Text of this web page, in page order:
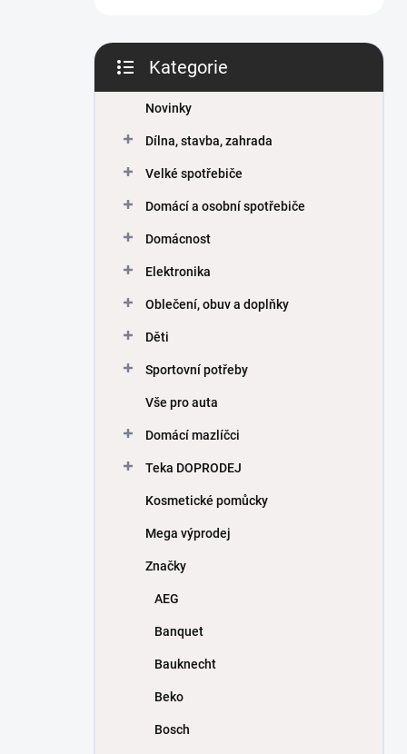
kategorie
Kategorie
Novinky
Dílna, stavba, zahrada
Velké spotřebiče
Domácí a osobní spotřebiče
Domácnost
Elektronika
Oblečení, obuv a doplňky
Děti
Sportovní potřeby
Vše pro auta
Domácí mazlíčci
Teka DOPRODEJ
Kosmetické pomůcky
Mega výprodej
Značky
AEG
Banquet
Bauknecht
Beko
Bosch